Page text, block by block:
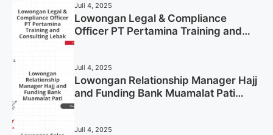
Juli 4, 2025
Lowongan Legal & Compliance
Officer PT Pertamina Training and
Juli 4, 2025
Lowongan Relationship Manager Hajj
and Funding Bank Muamalat Pati
Juli 4, 2025